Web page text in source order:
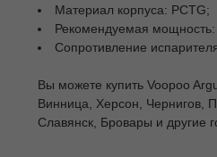
Материал корпуса: PCTG;
Рекомендуемая мощность:
Сопротивление
Вы можете купить Voopoo
Винница, Херсон, Чернигов,
Славянск, Бровары и другие